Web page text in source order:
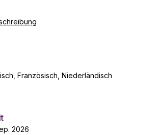
Französisch, Niederländisch
2026